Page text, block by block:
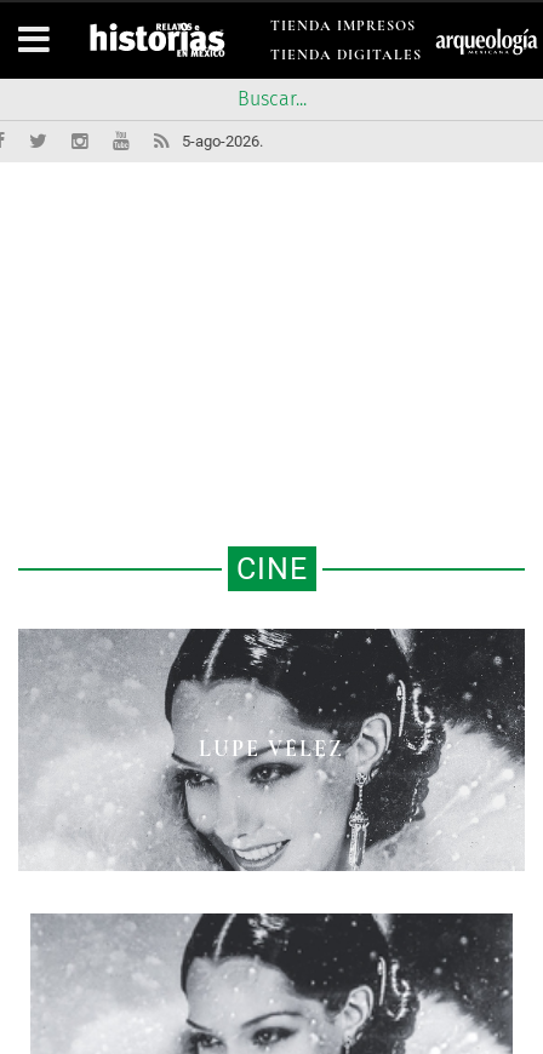
TIENDA IMPRESOS
TIENDA DIGITALES
5-ago-2026.
CINE
LUPE VÉLEZ
LOS “SCHINDLERS” MEXICANOS:
LAS HISTORIAS QUE FALTAN POR
CONTAR EN LA PANTALLA
GRANDE
AMÉRICA CONTRA AMÉRICA